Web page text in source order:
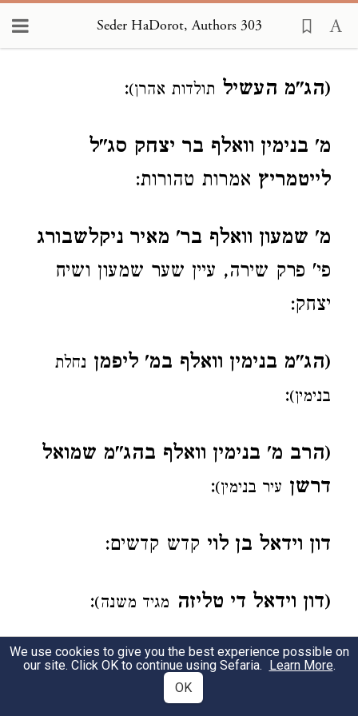
Seder HaDorot, Authors 303
(הג"מ העשיל תולדות אהרן):
מ' בנימין וואלף בר יצחק סג"ל
לייטמריץ אמרות טהורות:
מ' שמעון וואלף בר' מאיר ניקלשבורג
פי' פרק שירה, עיין שער שמעון ושיח
יצחק:
(הג"מ בנימין וואלף במ' ליפמן נחלת
בנימין):
(הרב מ' בנימין וואלף בהג"מ שמואל
דרשן עיר בנימין):
דון וידאל בן לוי קדש קדשים:
(דון וידאל די טליזה מגיד משנה):
(מ' זאב סופר מפינסק גפן יחידית):
We use cookies to give you the best experience possible on
our site. Click OK to continue using Sefaria. Learn More.
OK